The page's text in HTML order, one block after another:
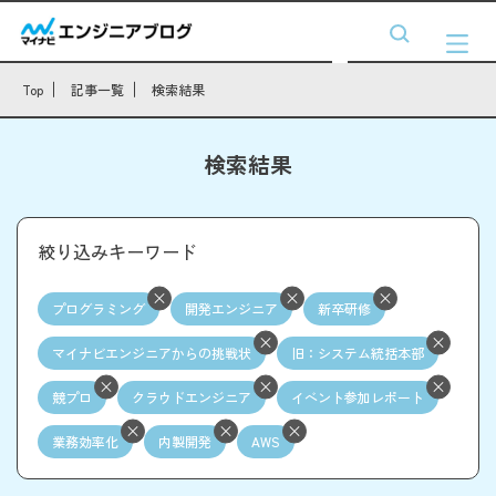
Top 記事一覧 検索結果
検索結果
絞り込みキーワード
プログラミング 開発エンジニア 新卒研修
マイナビエンジニアからの挑戦状 旧：システム統括本部
競プロ クラウドエンジニア イベント参加レポート
業務効率化 内製開発 AWS